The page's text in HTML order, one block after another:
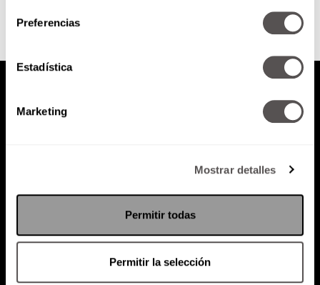
Preferencias
Estadística
Marketing
Mostrar detalles
Permitir todas
Permitir la selección
Política de Privacidad
PODCAST RADIO MARTHA EVENTOS
SACA TU ID